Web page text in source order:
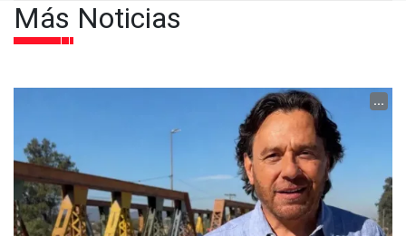
Más Noticias
...